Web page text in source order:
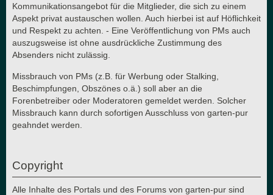
Kommunikationsangebot für die Mitglieder, die sich zu einem
Aspekt privat austauschen wollen. Auch hierbei ist auf Höflichkeit
und Respekt zu achten. - Eine Veröffentlichung von PMs auch
auszugsweise ist ohne ausdrückliche Zustimmung des
Absenders nicht zulässig.
Missbrauch von PMs (z.B. für Werbung oder Stalking,
Beschimpfungen, Obszönes o.ä.) soll aber an die
Forenbetreiber oder Moderatoren gemeldet werden. Solcher
Missbrauch kann durch sofortigen Ausschluss von garten-pur
geahndet werden.
Copyright
Alle Inhalte des Portals und des Forums von garten-pur sind